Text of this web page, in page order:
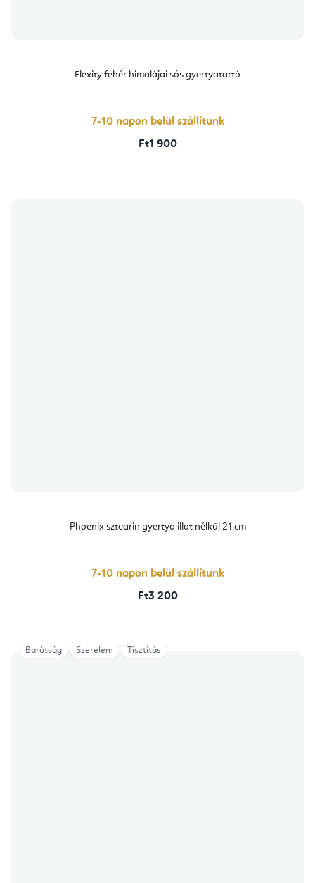
Flexity fehér himalájai sós gyertyatartó
7-10 napon belül szállítunk
Ft1 900
Phoenix sztearin gyertya illat nélkül 21 cm
7-10 napon belül szállítunk
Ft3 200
Barátság Szerelem Tisztítás